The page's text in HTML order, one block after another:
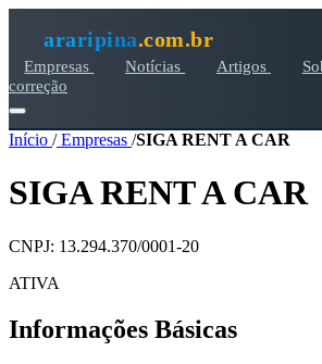
araripina.com.br
Empresas Notícias Artigos
correção
Início /Empresas /SIGA RENT A CAR
SIGA RENT A CAR
CNPJ: 13.294.370/0001-20
ATIVA
Informações Básicas